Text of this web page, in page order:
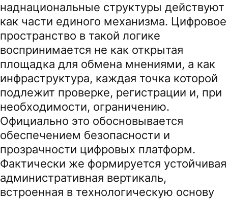
наднациональные структуры действуют
как части единого механизма. Цифровое
пространство в такой логике
воспринимается не как открытая
площадка для обмена мнениями, а как
инфраструктура, каждая точка которой
подлежит проверке, регистрации и, при
необходимости, ограничению.
Официально это обосновывается
обеспечением безопасности и
прозрачности цифровых платформ.
Фактически же формируется устойчивая
административная вертикаль,
встроенная в технологическую основу